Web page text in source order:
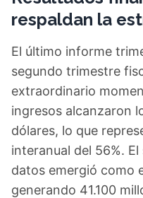
respaldan la
El último informe
segundo trimestre
extraordinario
ingresos alcanzaron
dólares, lo que
interanual del 56%.
datos emergió como
generando 41.100